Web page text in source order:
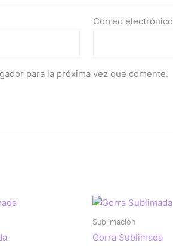
Correo electrónico
para la próxima vez que comente.
Sublimación
Gorra Sublimada